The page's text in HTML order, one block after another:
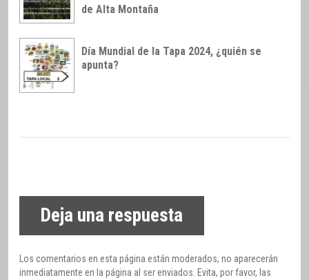
de Alta Montaña
Día Mundial de la Tapa 2024, ¿quién se
apunta?
Deja una respuesta
Los comentarios en esta página están moderados, no aparecerán
inmediatamente en la página al ser enviados. Evita, por favor, las